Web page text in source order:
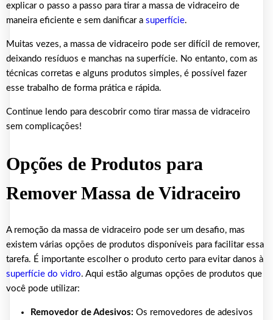
explicar o passo a passo para tirar a massa de vidraceiro de
maneira eficiente e sem danificar a superfície.
Muitas vezes, a massa de vidraceiro pode ser difícil de remover,
deixando resíduos e manchas na superfície. No entanto, com as
técnicas corretas e alguns produtos simples, é possível fazer
esse trabalho de forma prática e rápida.
Continue lendo para descobrir como tirar massa de vidraceiro
sem complicações!
Opções de Produtos para
Remover Massa de Vidraceiro
A remoção da massa de vidraceiro pode ser um desafio, mas
existem várias opções de produtos disponíveis para facilitar essa
tarefa. É importante escolher o produto certo para evitar danos à
superfície do vidro. Aqui estão algumas opções de produtos que
você pode utilizar:
Removedor de Adesivos: Os removedores de adesivos